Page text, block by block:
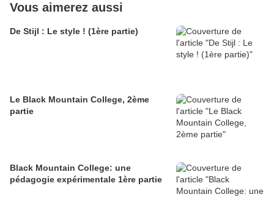
Vous aimerez aussi
De Stijl : Le style ! (1ère partie)
Le Black Mountain College, 2ème
partie
Black Mountain College: une
pédagogie expérimentale 1ère partie